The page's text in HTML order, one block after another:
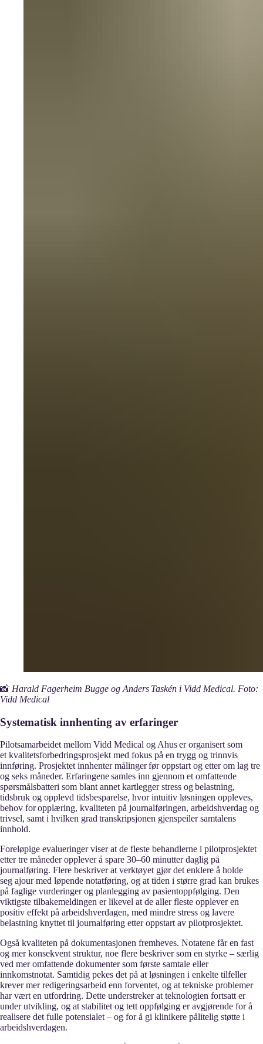
📸 Harald Fagerheim Bugge og Anders Taskén i Vidd Medical. Foto:
Vidd Medical
Systematisk innhenting av erfaringer
Pilotsamarbeidet mellom Vidd Medical og Ahus er organisert som
et kvalitetsforbedringsprosjekt med fokus på en trygg og trinnvis
innføring. Prosjektet innhenter målinger før oppstart og etter om lag tre
og seks måneder. Erfaringene samles inn gjennom et omfattende
spørsmålsbatteri som blant annet kartlegger stress og belastning,
tidsbruk og opplevd tidsbesparelse, hvor intuitiv løsningen oppleves,
behov for opplæring, kvaliteten på journalføringen, arbeidshverdag og
trivsel, samt i hvilken grad transkripsjonen gjenspeiler samtalens
innhold.
Foreløpige evalueringer viser at de fleste behandlerne i pilotprosjektet
etter tre måneder opplever å spare 30–60 minutter daglig på
journalføring. Flere beskriver at verktøyet gjør det enklere å holde
seg ajour med løpende notatføring, og at tiden i større grad kan brukes
på faglige vurderinger og planlegging av pasientoppfølging. Den
viktigste tilbakemeldingen er likevel at de aller fleste opplever en
positiv effekt på arbeidshverdagen, med mindre stress og lavere
belastning knyttet til journalføring etter oppstart av pilotprosjektet.
Også kvaliteten på dokumentasjonen fremheves. Notatene får en fast
og mer konsekvent struktur, noe flere beskriver som en styrke – særlig
ved mer omfattende dokumenter som første samtale eller
innkomstnotat. Samtidig pekes det på at løsningen i enkelte tilfeller
krever mer redigeringsarbeid enn forventet, og at tekniske problemer
har vært en utfordring. Dette understreker at teknologien fortsatt er
under utvikling, og at stabilitet og tett oppfølging er avgjørende for å
realisere det fulle potensialet – og for å gi klinikere pålitelig støtte i
arbeidshverdagen.